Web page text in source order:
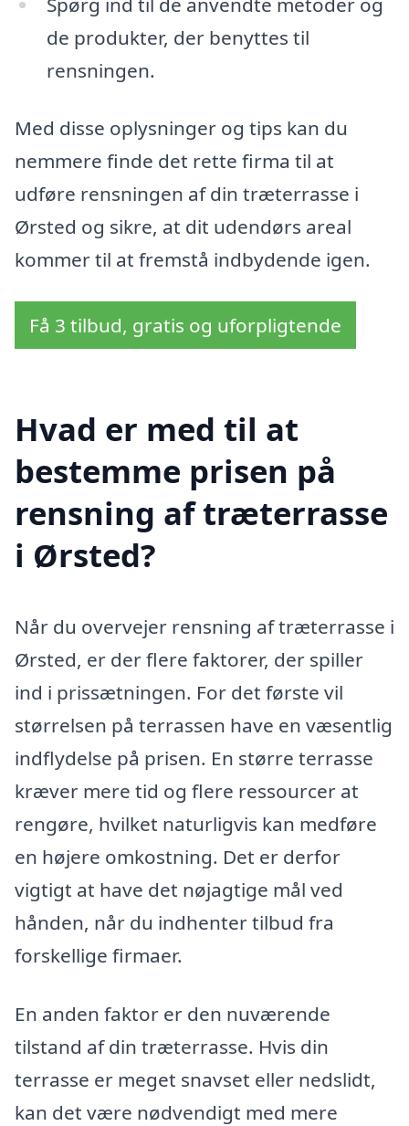
de produkter, der benyttes til
rensningen.
Med disse oplysninger og tips kan du
nemmere finde det rette firma til at
udføre rensningen af din træterrasse i
Ørsted og sikre, at dit udendørs areal
kommer til at fremstå indbydende igen.
Få 3 tilbud, gratis og uforpligtende
Hvad er med til at
bestemme prisen på
rensning af træterrasse
i Ørsted?
Når du overvejer rensning af træterrasse i
Ørsted, er der flere faktorer, der spiller
ind i prissætningen. For det første vil
størrelsen på terrassen have en væsentlig
indflydelse på prisen. En større terrasse
kræver mere tid og flere ressourcer at
rengøre, hvilket naturligvis kan medføre
en højere omkostning. Det er derfor
vigtigt at have det nøjagtige mål ved
hånden, når du indhenter tilbud fra
forskellige firmaer.
En anden faktor er den nuværende
tilstand af din træterrasse. Hvis din
terrasse er meget snavset eller nedslidt,
kan det være nødvendigt med mere